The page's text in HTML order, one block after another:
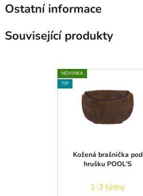
Ostatní informace
Související produkty
NOVINKA
TIP
Kožená brašnička pod
hrušku POOL'S
1-3 týdny